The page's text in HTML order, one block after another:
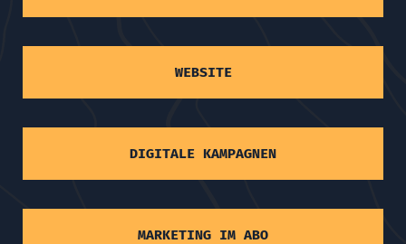
WEBSITE
DIGITALE KAMPAGNEN
MARKETING IM ABO